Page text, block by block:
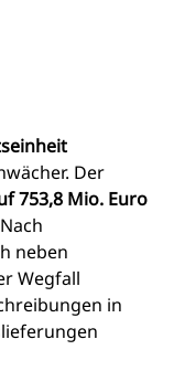
Der
753,8 Mio. Euro
neben
Wegfall
in